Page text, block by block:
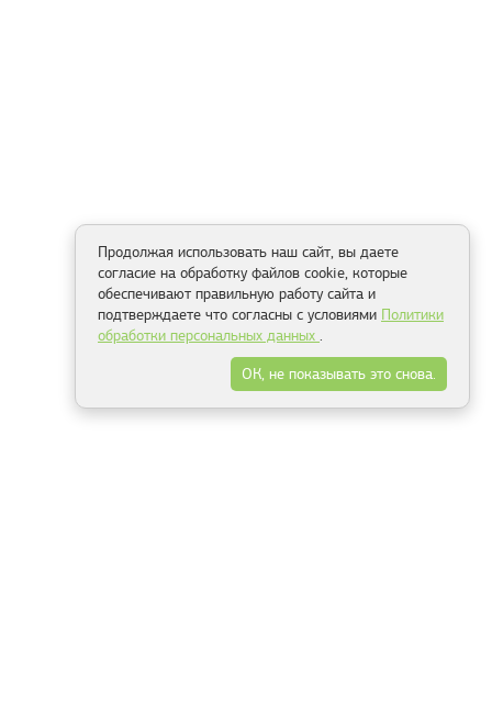
Продолжая использовать наш сайт, вы даете
согласие на обработку файлов cookie, которые
обеспечивают правильную работу сайта и
подтверждаете что согласны с условиями Политики
обработки персональных данных .
ОК, не показывать это снова.